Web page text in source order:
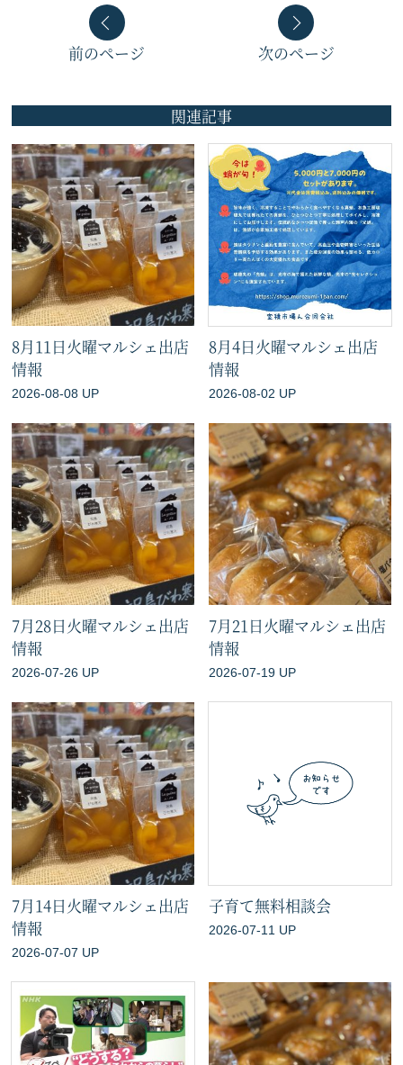
前のページ 次のページ
関連記事
8月11日火曜マルシェ出店
情報
2026-08-08 UP
8月4日火曜マルシェ出店
情報
2026-08-02 UP
7月28日火曜マルシェ出店
情報
2026-07-26 UP
7月21日火曜マルシェ出店
情報
2026-07-19 UP
7月14日火曜マルシェ出店
情報
2026-07-07 UP
子育て無料相談会
2026-07-11 UP